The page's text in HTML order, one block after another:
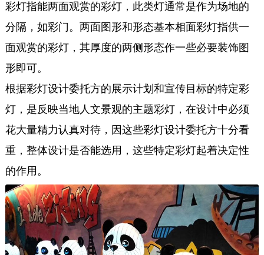
彩灯指能两面观赏的彩灯，此类灯通常是作为场地的
分隔，如彩门。两面图形和形态基本相面彩灯指供一
面观赏的彩灯，其厚度的两侧形态作一些必要装饰图
形即可。
根据彩灯设计委托方的展示计划和宣传目标的特定彩
灯，是反映当地人文景观的主题彩灯，在设计中必须
花大量精力认真对待，因这些彩灯设计委托方十分看
重，整体设计是否能选用，这些特定彩灯起着决定性
的作用。